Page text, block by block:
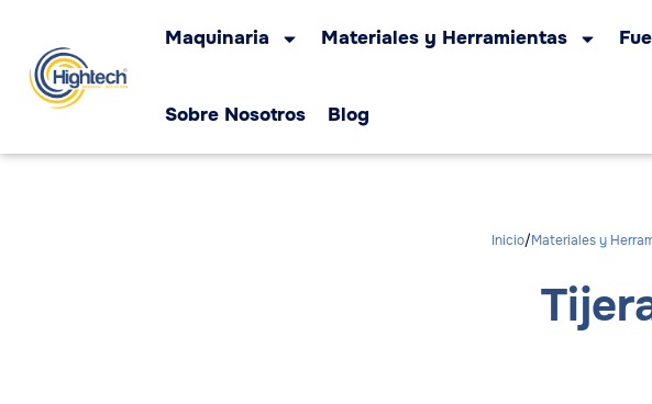
Maquinaria Materiales y Herramientas
Sobre Nosotros Blog
Inicio Materiales y